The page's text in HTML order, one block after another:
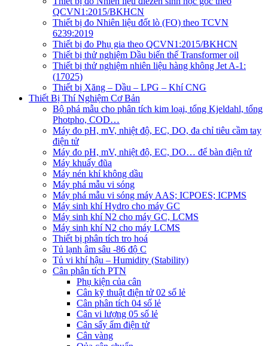
QCVN1:2015/BKHCN
Thiết bị đo Nhiên liệu đốt lò (FO) theo TCVN
6239:2019
Thiết bị đo Phụ gia theo QCVN1:2015/BKHCN
Thiết bị thử nghiệm Dầu biến thế Transformer oil
Thiết bị thử nghiệm nhiên liệu hàng không Jet A-1:
(17025)
Thiết bị Xăng – Dầu – LPG – Khí CNG
Thiết Bị Thí Nghiệm Cơ Bản
Bộ phá mẫu cho phân tích kim loại, tổng Kjeldahl, tổng
Photpho, COD…
Máy đo pH, mV, nhiệt độ, EC, DO, đa chỉ tiêu cầm tay
điện tử
Máy đo pH, mV, nhiệt độ, EC, DO… để bàn điện tử
Máy khuấy đũa
Máy nén khí không dầu
Máy phá mẫu vi sóng
Máy phá mẫu vi sóng máy AAS; ICPOES; ICPMS
Máy sinh khí Hydro cho máy GC
Máy sinh khí N2 cho máy GC, LCMS
Máy sinh khí N2 cho máy LCMS
Thiết bị phân tích tro hoá
Tủ lạnh âm sâu -86 độ C
Tủ vi khí hậu – Humidity (Stability)
Cân phân tích PTN
Phụ kiện của cân
Cân kỹ thuật điện tử 02 số lẻ
Cân phân tích 04 số lẻ
Cân vi lượng 05 số lẻ
Cân sấy ẩm điện tử
Cân vàng